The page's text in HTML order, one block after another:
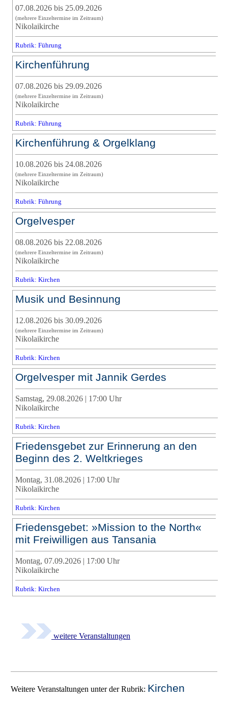
07.08.2026 bis 25.09.2026
(mehrere Einzeltermine im Zeitraum)
Nikolaikirche
Rubrik: Führung
Kirchenführung
07.08.2026 bis 29.09.2026
(mehrere Einzeltermine im Zeitraum)
Nikolaikirche
Rubrik: Führung
Kirchenführung & Orgelklang
10.08.2026 bis 24.08.2026
(mehrere Einzeltermine im Zeitraum)
Nikolaikirche
Rubrik: Führung
Orgelvesper
08.08.2026 bis 22.08.2026
(mehrere Einzeltermine im Zeitraum)
Nikolaikirche
Rubrik: Kirchen
Musik und Besinnung
12.08.2026 bis 30.09.2026
(mehrere Einzeltermine im Zeitraum)
Nikolaikirche
Rubrik: Kirchen
Orgelvesper mit Jannik Gerdes
Samstag, 29.08.2026 | 17:00 Uhr
Nikolaikirche
Rubrik: Kirchen
Friedensgebet zur Erinnerung an den
Beginn des 2. Weltkrieges
Montag, 31.08.2026 | 17:00 Uhr
Nikolaikirche
Rubrik: Kirchen
Friedensgebet: »Mission to the North«
mit Freiwilligen aus Tansania
Montag, 07.09.2026 | 17:00 Uhr
Nikolaikirche
Rubrik: Kirchen
weitere Veranstaltungen
Weitere Veranstaltungen unter der Rubrik: Kirchen